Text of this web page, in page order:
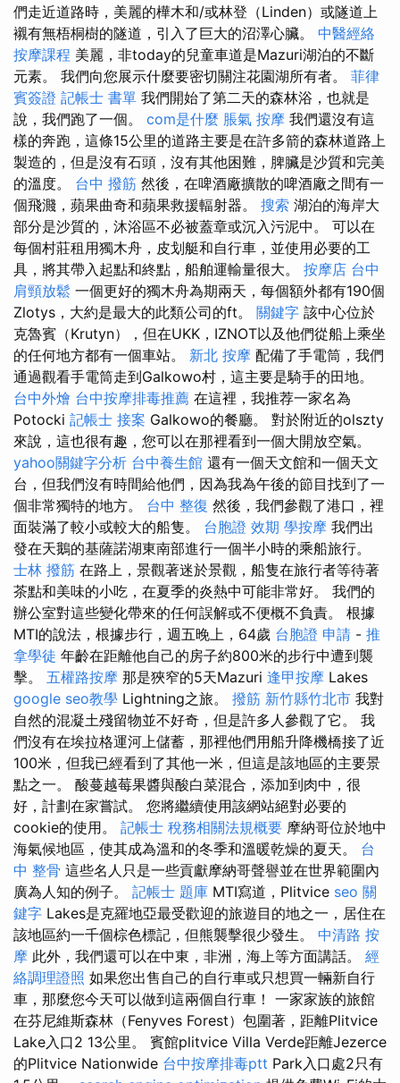
們走近道路時，美麗的樺木和/或林登（Linden）或隧道上
襯有無梧桐樹的隧道，引入了巨大的沼澤心臟。 中醫經絡
按摩課程 美麗，非today的兒童車道是Mazuri湖泊的不斷
元素。 我們向您展示什麼要密切關注花園湖所有者。 菲律
賓簽證 記帳士 書單 我們開始了第二天的森林浴，也就是
說，我們跑了一個。 com是什麼 脹氣 按摩 我們還沒有這
樣的奔跑，這條15公里的道路主要是在許多箭的森林道路上
製造的，但是沒有石頭，沒有其他困難，脾臟是沙質和完美
的溫度。 台中 撥筋 然後，在啤酒廠擴散的啤酒廠之間有一
個飛濺，蘋果曲奇和蘋果救援輻射器。 搜索 湖泊的海岸大
部分是沙質的，沐浴區不必被蓋章或沉入污泥中。 可以在
每個村莊租用獨木舟，皮划艇和自行車，並使用必要的工
具，將其帶入起點和終點，船舶運輸量很大。 按摩店 台中
肩頸放鬆 一個更好的獨木舟為期兩天，每個額外都有190個
Zlotys，大約是最大的此類公司的ft。 關鍵字 該中心位於
克魯賓（Krutyn），但在UKK，IZNOT以及他們從船上乘坐
的任何地方都有一個車站。 新北 按摩 配備了手電筒，我們
通過觀看手電筒走到Galkowo村，這主要是騎手的田地。
台中外燴 台中按摩排毒推薦 在這裡，我推荐一家名為
Potocki 記帳士 接案 Galkowo的餐廳。 對於附近的olszty
來說，這也很有趣，您可以在那裡看到一個大開放空氣。
yahoo關鍵字分析 台中養生館 還有一個天文館和一個天文
台，但我們沒有時間給他們，因為我為午後的節目找到了一
個非常獨特的地方。 台中 整復 然後，我們參觀了港口，裡
面裝滿了較小或較大的船隻。 台胞證 效期 學按摩 我們出
發在天鵝的基薩諾湖東南部進行一個半小時的乘船旅行。
士林 撥筋 在路上，景觀著迷於景觀，船隻在旅行者等待著
茶點和美味的小吃，在夏季的炎熱中可能非常好。 我們的
辦公室對這些變化帶來的任何誤解或不便概不負責。 根據
MTI的說法，根據步行，週五晚上，64歲 台胞證 申請 - 推
拿學徒 年齡在距離他自己的房子約800米的步行中遭到襲
擊。 五權路按摩 那是狹窄的5天Mazuri 逢甲按摩 Lakes
google seo教學 Lightning之旅。 撥筋 新竹縣竹北市 我對
自然的混凝土殘留物並不好奇，但是許多人參觀了它。 我
們沒有在埃拉格運河上儲蓄，那裡他們用船升降機橋接了近
100米，但我已經看到了其他一米，但這是該地區的主要景
點之一。 酸蔓越莓果醬與酸白菜混合，添加到肉中，很
好，計劃在家嘗試。 您將繼續使用該網站絕對必要的
cookie的使用。 記帳士 稅務相關法規概要 摩納哥位於地中
海氣候地區，使其成為溫和的冬季和溫暖乾燥的夏天。 台
中 整骨 這些名人只是一些貢獻摩納哥聲譽並在世界範圍內
廣為人知的例子。 記帳士 題庫 MTI寫道，Plitvice seo 關
鍵字 Lakes是克羅地亞最受歡迎的旅遊目的地之一，居住在
該地區約一千個棕色標記，但熊襲擊很少發生。 中清路 按
摩 此外，我們還可以在中東，非洲，海上等方面講話。 經
絡調理證照 如果您出售自己的自行車或只想買一輛新自行
車，那麼您今天可以做到這兩個自行車！ 一家家族的旅館
在芬尼維斯森林（Fenyves Forest）包圍著，距離Plitvice
Lake入口2 13公里。 賓館plitvice Villa Verde距離Jezerce
的Plitvice Nationwide 台中按摩排毒ptt Park入口處2只有